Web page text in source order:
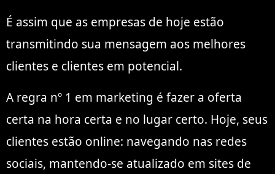
É assim que as empresas de hoje estão
transmitindo sua mensagem aos melhores
clientes e clientes em potencial.
A regra nº 1 em marketing é fazer a oferta
certa na hora certa e no lugar certo. Hoje, seus
clientes estão online: navegando nas redes
sociais, mantendo-se atualizado em sites de